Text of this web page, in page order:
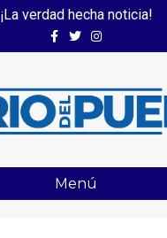
¡La verdad hecha noticia!
FacebookTwitterInstagram
Menú